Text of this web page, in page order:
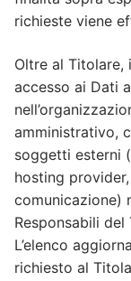
richieste viene
Oltre al Titolare,
accesso ai Dati
amministrativo,
soggetti esterni
hosting
comunicazione)
Responsabili
L’elenco
richiesto al